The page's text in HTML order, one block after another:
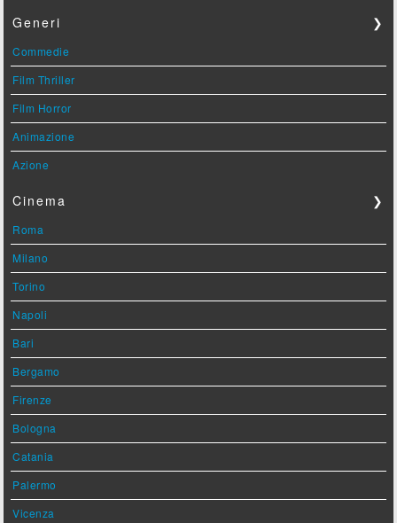
Generi ❯
Commedie
Film Thriller
Film Horror
Animazione
Azione
Cinema ❯
Roma
Milano
Torino
Napoli
Bari
Bergamo
Firenze
Bologna
Catania
Palermo
Vicenza